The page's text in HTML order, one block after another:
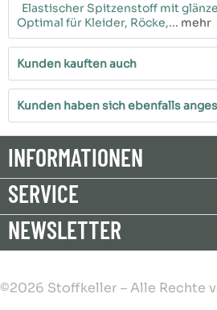
Elastischer Spitzenstoff mit
Optimal für Kleider, Röcke,... mehr
Kunden kauften auch
Kunden haben sich ebenfalls
INFORMATIONEN
SERVICE
NEWSLETTER
©2026 Stoffkeller – Alle Rechte